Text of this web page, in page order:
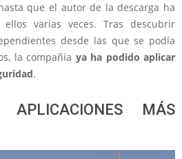
que el autor de la descarga ha
varias veces. Tras descubrir
desde las que se podía
la compañía ya ha podido aplicar
.
MÁS